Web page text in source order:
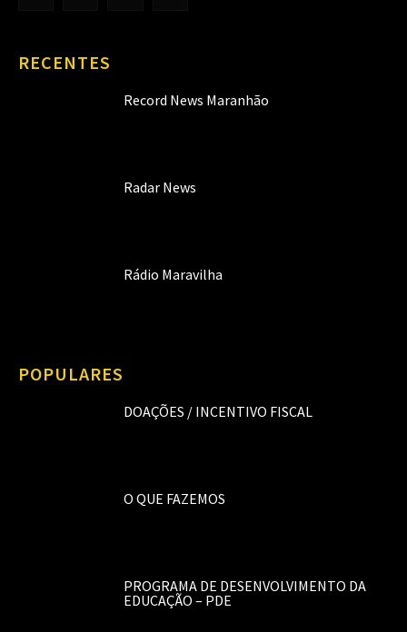
RECENTES
Record News Maranhão
Radar News
Rádio Maravilha
POPULARES
DOAÇÕES / INCENTIVO FISCAL
O QUE FAZEMOS
PROGRAMA DE DESENVOLVIMENTO DA
EDUCAÇÃO – PDE